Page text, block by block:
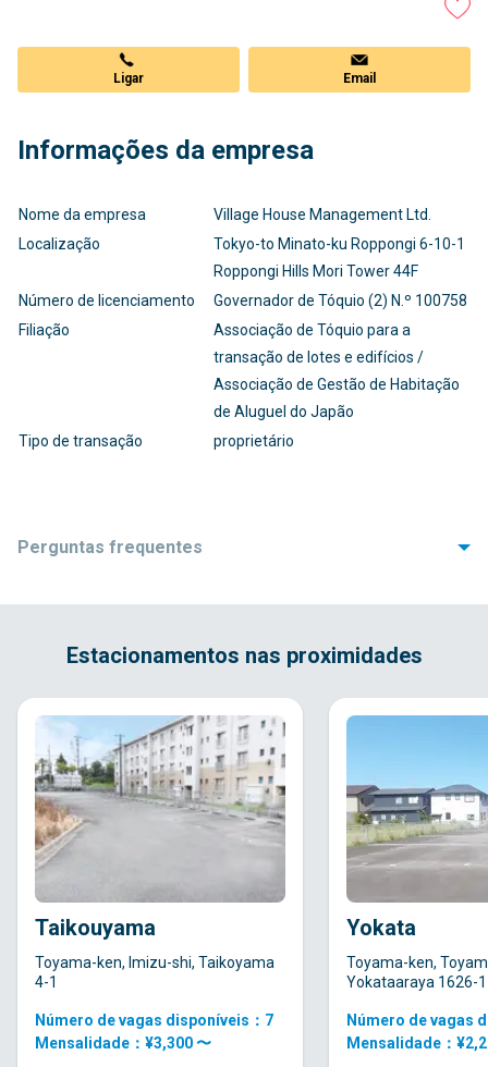
Ligar Email
Informações da empresa
Nome da empresa
Village House Management Ltd.
Localização
Tokyo-to Minato-ku Roppongi 6-10-1
Roppongi Hills Mori Tower 44F
Número de licenciamento
Governador de Tóquio (2) N.º 100758
Filiação
Associação de Tóquio para a
transação de lotes e edifícios /
Associação de Gestão de Habitação
de Aluguel do Japão
Tipo de transação
proprietário
Perguntas frequentes
Q
estacionamento, sendo:
・Carteira de habilitação
・Shakensho
・Apólice de seguro do carro
・(Para pessoa jurídica) cópia do tōhon emitida nos últimos 3
meses
Estacionamentos nas proximidades
Taikouyama
Toyama-ken, Imizu-shi, Taikoyama
4-1
Número de vagas disponíveis：7
Mensalidade：¥3,300 〜
Yokata
Toyama-ken,
Yokataaraya 1626-1
Número de vagas
Mensalidade：